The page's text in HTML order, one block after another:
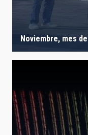
Noviembre, mes